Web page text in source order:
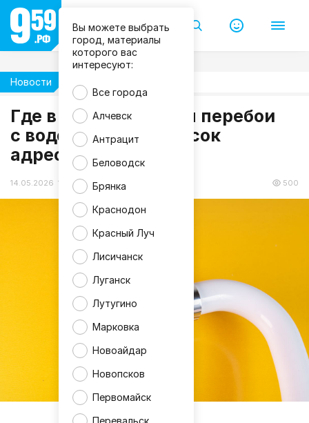
Вы можете выбрать
город, материалы
которого вас
интересуют:
Все города
Алчевск
Антрацит
Беловодск
Брянка
Краснодон
Красный Луч
Лисичанск
Луганск
Лутугино
Марковка
Новоайдар
Новопсков
Первомайск
Перевальск
Новости
Где в ЛНР возможны перебои
с водой 14 мая - список
адресов
14.05.2026 12:21 500
m
a
g
n
i
f
c